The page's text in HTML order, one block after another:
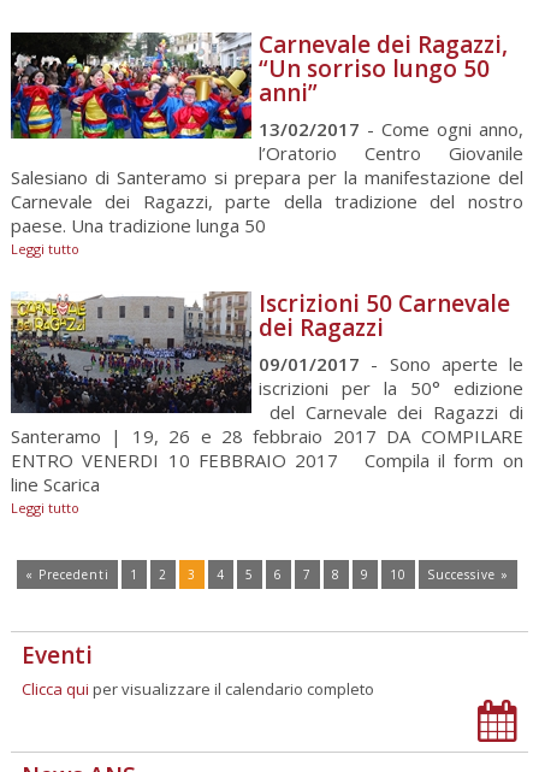
Carnevale dei Ragazzi,
“Un sorriso lungo 50
anni”
13/02/2017 - Come ogni anno,
l’Oratorio Centro Giovanile
Salesiano di Santeramo si prepara per la manifestazione del
Carnevale dei Ragazzi, parte della tradizione del nostro
paese. Una tradizione lunga 50
Leggi tutto
Iscrizioni 50 Carnevale
dei Ragazzi
09/01/2017 - Sono aperte le
iscrizioni per la 50° edizione
del Carnevale dei Ragazzi di
Santeramo | 19, 26 e 28 febbraio 2017 DA COMPILARE
ENTRO VENERDI 10 FEBBRAIO 2017 Compila il form on
line Scarica
Leggi tutto
« Precedenti 1 2 3 4 5 6 7 8 9 10 Successive »
Eventi
Clicca qui per visualizzare il calendario completo